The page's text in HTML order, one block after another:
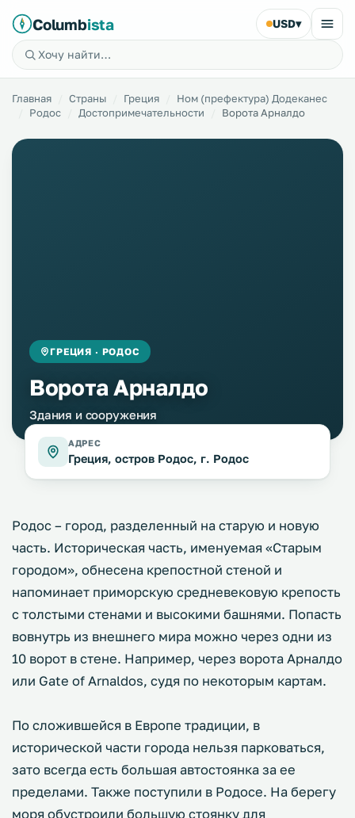
Columbista USD▾
Главная Страны Греция
Ном (префектура) Додеканес
Родос
Достопримечательности Ворота Арналдо
ГРЕЦИЯ · РОДОС
Ворота Арналдо
Здания и сооружения
АДРЕС
Греция, остров Родос, г. Родос
Родос – город, разделенный на старую и новую
часть. Историческая часть, именуемая «Старым
городом», обнесена крепостной стеной и
напоминает приморскую средневековую крепость
с толстыми стенами и высокими башнями. Попасть
вовнутрь из внешнего мира можно через одни из
10 ворот в стене. Например, через ворота Арналдо
или Gate of Arnaldos, судя по некоторым картам.
По сложившейся в Европе традиции, в
исторической части города нельзя парковаться,
зато всегда есть большая автостоянка за ее
пределами. Также поступили в Родосе. На берегу
моря обустроили большую стоянку для